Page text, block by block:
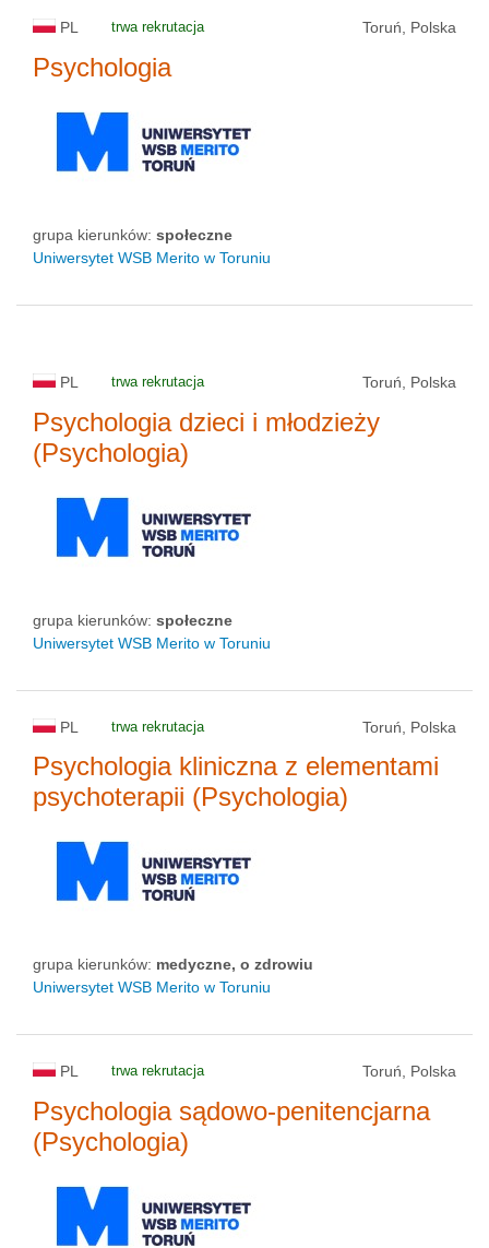
PL trwa rekrutacja Toruń, Polska
Psychologia
grupa kierunków: społeczne
Uniwersytet WSB Merito w Toruniu
PL trwa rekrutacja Toruń, Polska
Psychologia dzieci i młodzieży
(Psychologia)
grupa kierunków: społeczne
Uniwersytet WSB Merito w Toruniu
PL trwa rekrutacja Toruń, Polska
Psychologia kliniczna z elementami
psychoterapii (Psychologia)
grupa kierunków: medyczne, o zdrowiu
Uniwersytet WSB Merito w Toruniu
PL trwa rekrutacja Toruń, Polska
Psychologia sądowo-penitencjarna
(Psychologia)